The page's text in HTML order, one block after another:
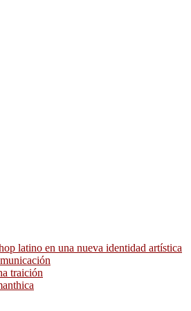
latino en una nueva identidad artística
traición